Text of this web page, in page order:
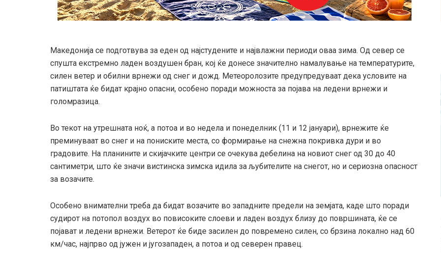
Македонија се подготвува за еден од најстудените и највлажни периоди оваа зима. Од север се
спушта екстремно ладен воздушен бран, кој ќе донесе значително намалување на температурите,
силен ветер и обилни врнежи од снег и дожд. Метеоролозите предупредуваат дека условите на
патиштата ќе бидат крајно опасни, особено поради можноста за појава на ледени врнежи и
голомразица.
Во текот на утрешната ноќ, а потоа и во недела и понеделник (11 и 12 јануари), врнежите ќе
преминуваат во снег и на пониските места, со формирање на снежна покривка дури и во
градовите. На планините и скијачките центри се очекува дебелина на новиот снег од 30 до 40
сантиметри, што ќе значи вистинска зимска идила за љубителите на снегот, но и сериозна опасност
за возачите.
Особено внимателни треба да бидат возачите во западните предели на земјата, каде што поради
судирот на потопол воздух во повисоките слоеви и ладен воздух близу до површината, ќе се
појават и ледени врнежи. Ветерот ќе биде засилен до повремено силен, со брзина локално над 60
км/час, најпрво од јужен и југозападен, а потоа и од северен правец.